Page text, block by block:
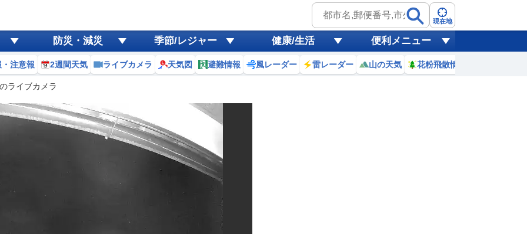
現在地
防災・減災 季節/レジャー 健康/生活 便利メニュー
注意報 2週間天気 ライブカメラ 天気図 避難情報 風レーダー 雷レーダー 山の天気 花粉飛散情報
ライブカメラ